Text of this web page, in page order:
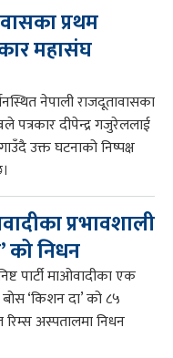
प्रथम
महासंघ
नेपाली राजदूतावासका
पत्रकार दीपेन्द्र गजुरेललाई
उक्त घटनाको निष्पक्ष
प्रभावशाली
को निधन
पार्टी माओवादीका एक
बोस ‘किशन दा’ को ८५
रिम्स अस्पतालमा निधन